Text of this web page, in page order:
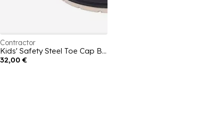
Contractor
Kids' Safety Steel Toe Cap Boot
32,00 €